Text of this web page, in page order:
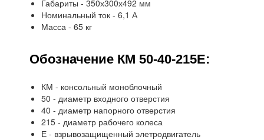
Габариты - 350х300х492 мм
Номинальный ток - 6,1 А
Масса - 65 кг
Обозначение КМ 50-40-215Е:
КМ - консольный моноблочный
50 - диаметр входного отверстия
40 - диаметр напорного отверстия
215 - диаметр рабочего колеса
Е - взрывозащищенный элетродвигатель